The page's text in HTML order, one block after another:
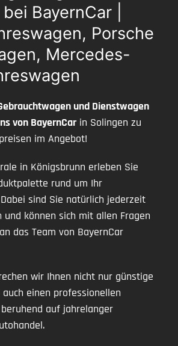
BayernCar |
Porsche
Mercedes-
und Dienstwagen
von BayernCar in Solingen zu
im Angebot!
in Königsbrunn erleben Sie
rund um Ihr
sind Sie natürlich jederzeit
können sich mit allen Fragen
das Team von BayernCar
wir Ihnen nicht nur günstige
auch einen professionellen
auf jahrelanger